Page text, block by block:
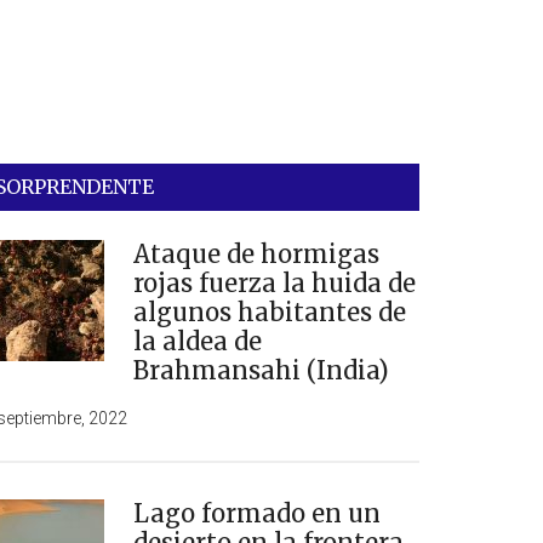
Ataque de hormigas
rojas fuerza la huida de
algunos habitantes de
la aldea de
Brahmansahi (India)
2022
Lago formado en un